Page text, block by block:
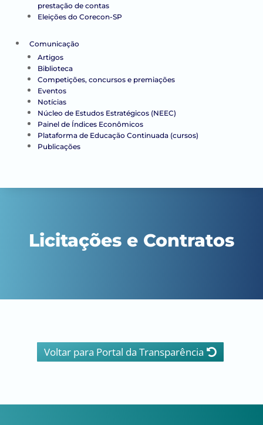
prestação de contas
Eleições do Corecon-SP
Comunicação
Artigos
Biblioteca
Competições, concursos e premiações
Eventos
Notícias
Núcleo de Estudos Estratégicos (NEEC)
Painel de Índices Econômicos
Plataforma de Educação Continuada (cursos)
Publicações
Licitações e Contratos
Voltar para Portal da Transparência